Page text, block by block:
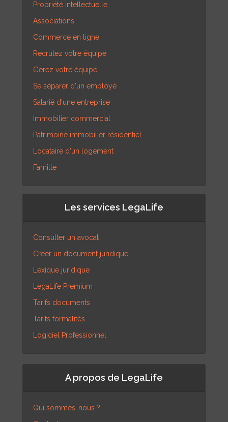
Propriété intellectuelle
Associations
Commerce en ligne
Recrutez votre équipe
Gérez votre équipe
Se séparer d'un employé
Salarié d'une entreprise
Immobilier commercial
Patrimoine immobilier résidentiel
Locataire d'un logement
Famille
Les services LegaLife
Consulter un avocat
Créer un document juridique
Lexique juridique
LegaLife Premium
Tarifs documents
Tarifs formalités
Logiciel Professionnel
A propos de LegaLife
Qui sommes-nous ?